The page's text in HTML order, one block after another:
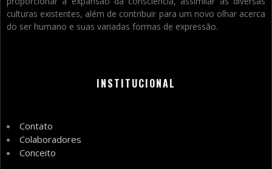
culturas existentes, além de contribuir para um novo olhar acerca
do ser humano e suas variadas formas de expressão.
INSTITUCIONAL
Contato
Colaboradores
Conceito